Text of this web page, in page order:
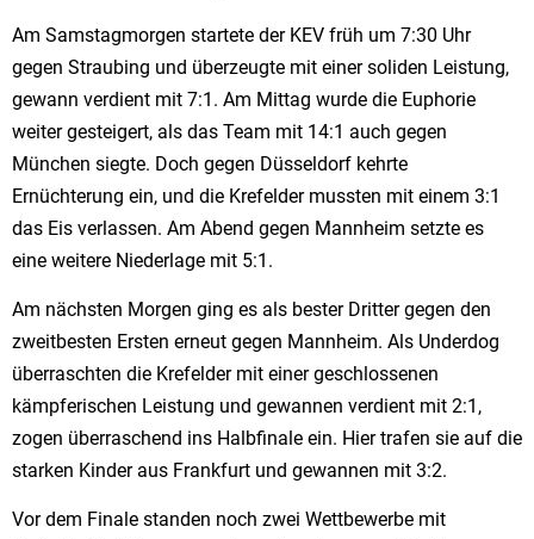
Am Samstagmorgen startete der KEV früh um 7:30 Uhr
gegen Straubing und überzeugte mit einer soliden Leistung,
gewann verdient mit 7:1. Am Mittag wurde die Euphorie
weiter gesteigert, als das Team mit 14:1 auch gegen
München siegte. Doch gegen Düsseldorf kehrte
Ernüchterung ein, und die Krefelder mussten mit einem 3:1
das Eis verlassen. Am Abend gegen Mannheim setzte es
eine weitere Niederlage mit 5:1.
Am nächsten Morgen ging es als bester Dritter gegen den
zweitbesten Ersten erneut gegen Mannheim. Als Underdog
überraschten die Krefelder mit einer geschlossenen
kämpferischen Leistung und gewannen verdient mit 2:1,
zogen überraschend ins Halbfinale ein. Hier trafen sie auf die
starken Kinder aus Frankfurt und gewannen mit 3:2.
Vor dem Finale standen noch zwei Wettbewerbe mit